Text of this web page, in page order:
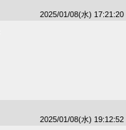
2025/01/08(水) 17:21:20
2025/01/08(水) 19:12:52